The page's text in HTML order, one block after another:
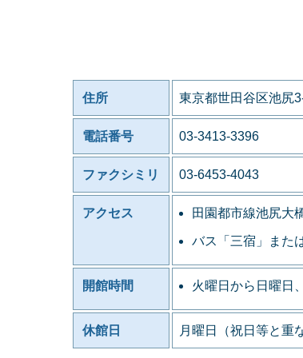
住所 東京都世田谷区池尻
電話番号 03-3413-3396
ファクシミリ 03-6453-4043
アクセス 田園都市線池尻大
バス「三宿」また
開館時間 火曜日から日曜日
休館日 月曜日（祝日等と重